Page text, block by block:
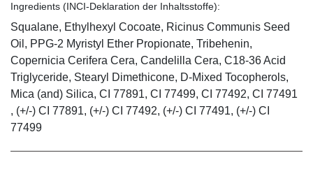
Ingredients (INCI-Deklaration der Inhaltsstoffe):
Squalane, Ethylhexyl Cocoate, Ricinus Communis Seed
Oil, PPG-2 Myristyl Ether Propionate, Tribehenin,
Copernicia Cerifera Cera, Candelilla Cera, C18-36 Acid
Triglyceride, Stearyl Dimethicone, D-Mixed Tocopherols,
Mica (and) Silica, CI 77891, CI 77499, CI 77492, CI 77491
, (+/-) CI 77891, (+/-) CI 77492, (+/-) CI 77491, (+/-) CI
77499